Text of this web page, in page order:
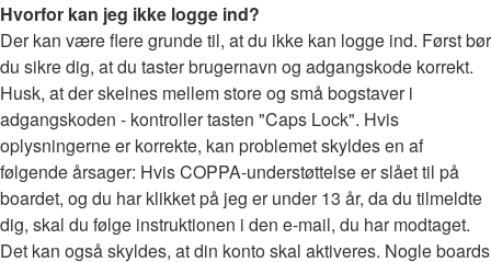
Hvorfor kan jeg ikke logge ind?
Der kan være flere grunde til, at du ikke kan logge ind. Først bør
du sikre dig, at du taster brugernavn og adgangskode korrekt.
Husk, at der skelnes mellem store og små bogstaver i
adgangskoden - kontroller tasten "Caps Lock". Hvis
oplysningerne er korrekte, kan problemet skyldes en af
følgende årsager: Hvis COPPA-understøttelse er slået til på
boardet, og du har klikket på jeg er under 13 år, da du tilmeldte
dig, skal du følge instruktionen i den e-mail, du har modtaget.
Det kan også skyldes, at din konto skal aktiveres. Nogle boards